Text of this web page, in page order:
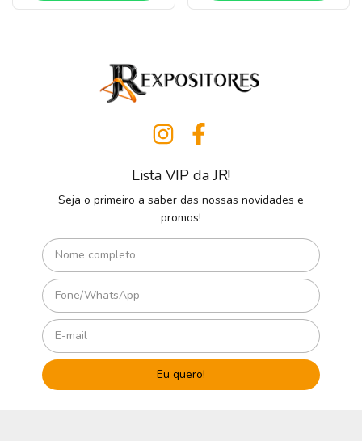
Lista VIP da JR!
Seja o primeiro a saber das nossas novidades e
promos!